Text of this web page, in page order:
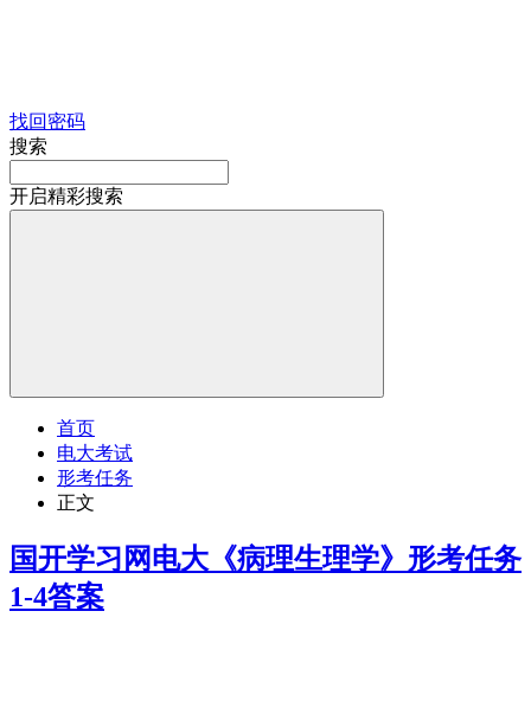
找回密码
搜索
开启精彩搜索
首页
电大考试
形考任务
正文
国开学习网电大《病理生理学》形考任务
1-4答案